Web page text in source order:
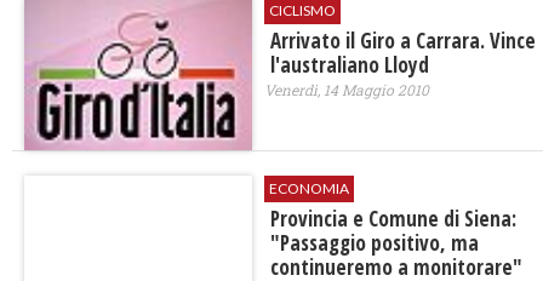
CICLISMO
Arrivato il Giro a Carrara. Vince
l'australiano Lloyd
Venerdì, 14 Maggio 2010
ECONOMIA
Provincia e Comune di Siena:
"Passaggio positivo, ma
continueremo a monitorare"